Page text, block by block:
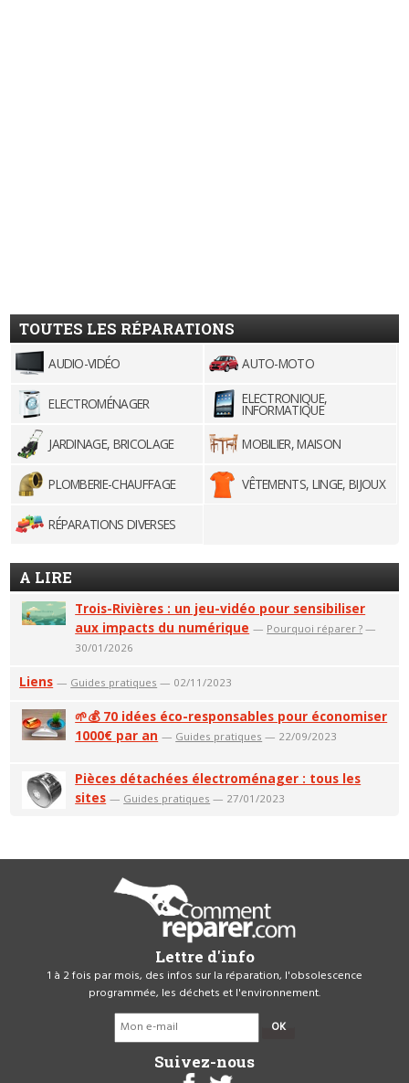
TOUTES LES RÉPARATIONS
AUDIO-VIDÉO AUTO-MOTO
ELECTROMÉNAGER ELECTRONIQUE,
INFORMATIQUE
JARDINAGE, BRICOLAGE
MOBILIER, MAISON
PLOMBERIE-CHAUFFAGE VÊTEMENTS, LINGE, BIJOUX
RÉPARATIONS DIVERSES
A LIRE
Trois-Rivières : un jeu-vidéo pour sensibiliser
aux impacts du numérique — Pourquoi réparer ? —
30/01/2026
Liens — Guides pratiques — 02/11/2023
🌱💰 70 idées éco-responsables pour économiser
1000€ par an — Guides pratiques — 22/09/2023
Pièces détachées électroménager : tous les
sites — Guides pratiques — 27/01/2023
Lettre d'info
1 à 2 fois par mois, des infos sur la réparation, l'obsolescence
programmée, les déchets et l'environnement.
OK
Suivez-nous